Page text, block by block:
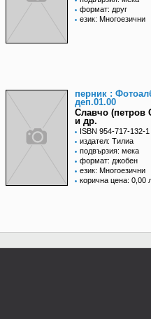
формат: друг
език: Многоезични
перник :
деп.01.00
Славчо (петров
и др.
ISBN 954-717-132-1
издател: Тилиа
подвързия: мека
формат: джобен
език: Многоезични
корична цена: 0,00